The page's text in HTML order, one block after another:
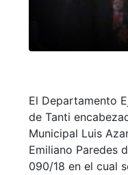
El Departamento
de Tanti
Municipal Luis
Emiliano Paredes
090/18 en el cual